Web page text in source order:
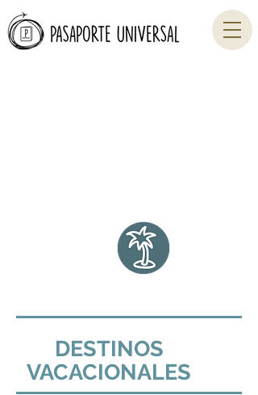
DESTINOS
VACACIONALES